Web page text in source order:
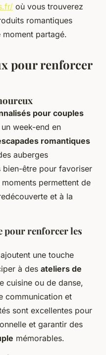
où vous trouverez
romantiques
partagé.
pour renforcer
pour couples
week-end en
romantiques
auberges
bien-être pour favoriser
permettent de
et à la
pour renforcer les
ajoutent une touche
à des ateliers de
cuisine ou de danse,
communication et
sont excellentes pour
et garantir des
mémorables.